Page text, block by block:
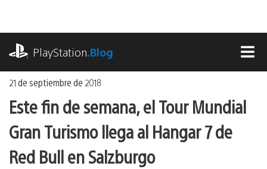
contenido
PlayStation.Blog
21 de septiembre de 2018
Este fin de semana, el Tour Mundial
Gran Turismo llega al Hangar 7 de
Red Bull en Salzburgo